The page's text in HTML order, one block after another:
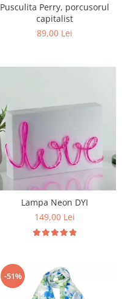
Pusculita Perry, porcusorul
capitalist
89,00 Lei
Lampa Neon DYI
149,00 Lei
-51%